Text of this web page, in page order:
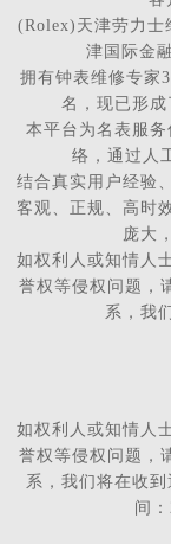
(Rolex)天津劳力士
津国际金
拥有钟表维修专家
名，现已形成
本平台为名表服
络，通过人
结合真实用户经验
客观、正规、高时
庞大
如权利人或知情人
誉权等侵权问题，
系，我
如权利人或知情人
誉权等侵权问题，
系，我们将在收
间